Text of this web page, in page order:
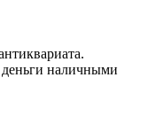
наличными